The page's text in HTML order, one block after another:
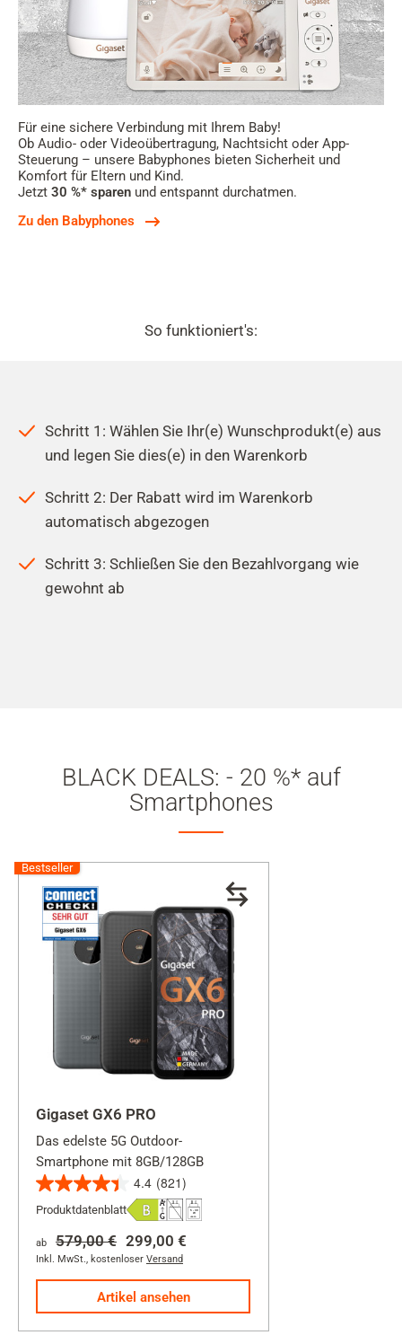
Für eine sichere Verbindung mit Ihrem Baby!
Ob Audio- oder Videoübertragung, Nachtsicht oder App-
Steuerung – unsere Babyphones bieten Sicherheit und
Komfort für Eltern und Kind.
Jetzt 30 %* sparen und entspannt durchatmen.
Zu den Babyphones
So funktioniert's:
Schritt 1: Wählen Sie Ihr(e) Wunschprodukt(e) aus
und legen Sie dies(e) in den Warenkorb
Schritt 2: Der Rabatt wird im Warenkorb
automatisch abgezogen
Schritt 3: Schließen Sie den Bezahlvorgang wie
gewohnt ab
BLACK DEALS: - 20 %* auf
Smartphones
Bestseller
Gigaset GX6 PRO
Das edelste 5G Outdoor-
Smartphone mit 8GB/128GB
4.4 (821)
4.4
von
5
Sternen.
821
Bewertungen
Produktdatenblatt
ab 579,00 € 299,00 €
Inkl. MwSt., kostenloser Versand
Artikel ansehen